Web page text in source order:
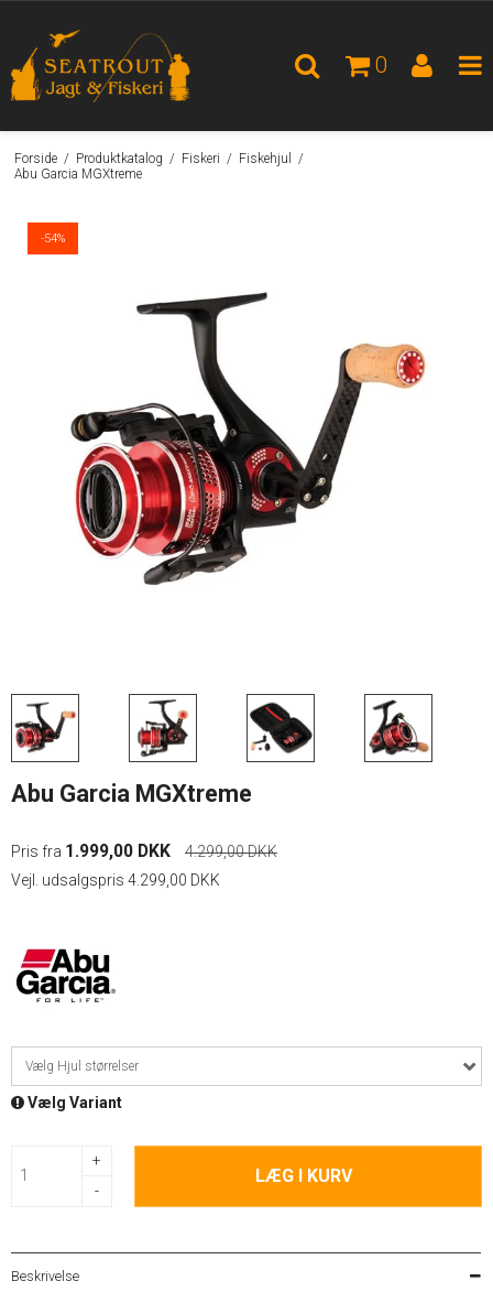
0
Forside / Produktkatalog / Fiskeri / Fiskehjul
/
Abu Garcia MGXtreme
-54%
Abu Garcia MGXtreme
Pris fra 1.999,00 DKK
4.299,00 DKK
Vejl. udsalgspris 4.299,00 DKK
Vælg Hjul størrelser
Vælg Variant
-
+
LÆG I KURV
Beskrivelse